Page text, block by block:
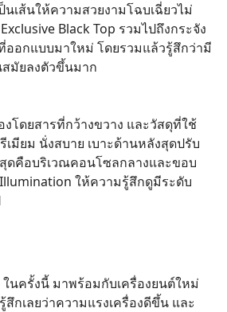
นเส้นให้ความสวยงามโฉบเฉี่ยวไม่
Black Top รวมไปถึงกระจัง
อกแบบมาใหม่ โดยรวมแล้วรู้สึกว่ามี
มัยลงตัวขึ้นมาก
โดยสารที่กว้างขวาง และวัสดุที่ใช้
มียม นั่งสบาย เบาะด้านหลังสุดปรับ
ดคือบริเวณคอนโซลกลางและขอบ
ให้ความรู้สึกดูมีระดับ
นครั้งนี้ มาพร้อมกับเครื่องยนต์ใหม่
กเลยว่าความแรงเครื่องดีขึ้น และ